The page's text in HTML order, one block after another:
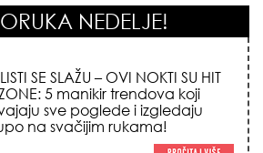
NEDELJE!
SE SLAŽU – OVI NOKTI SU HIT
5 manikir trendova koji
sve poglede i izgledaju
na svačijim rukama!